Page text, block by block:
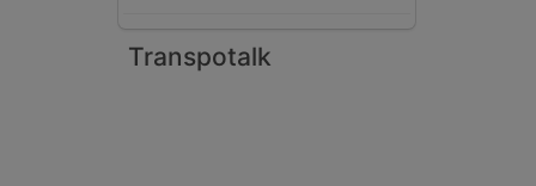
Transpotalk